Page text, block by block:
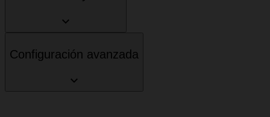
Configuración avanzada